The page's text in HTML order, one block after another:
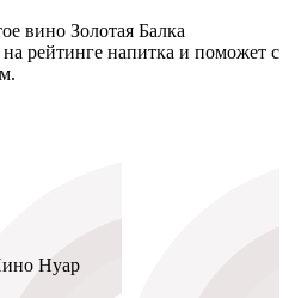
вино Золотая Балка
на рейтинге напитка и поможет с
Нуар